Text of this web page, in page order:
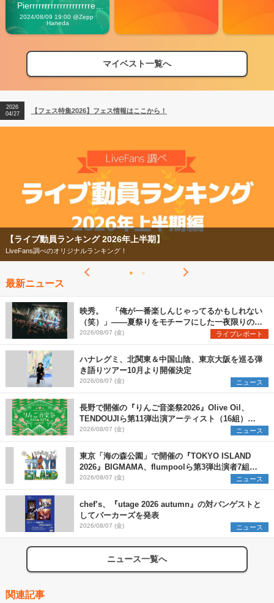
Pierrrrrrrrrrrrrrrrrrrre
Vibes
2024/08/09 19:00 @Zepp
Haneda
マイベスト一覧へ
【フェス特集2026】フェス情報はここから！
【ライブ動員ランキング】2026年上半期編発表！
2026
04/27
【フェス特集2026】フェス情報はここから！
2026
ンキング 2026年上半期】
ジナルランキング！
最新ニュース
映秀。 「俺が一番楽しんじゃってるかもしれない
（笑）」――夏祭りをモチーフにした一夜限りのス
ペシャルライブ『色祭』レポート
2026/08/07 (金) ライブレポート
ハナレグミ、北関東＆中国山陰、東京大阪を巡る弾
き語りツアー10月より開催決定
2026/08/07 (金) ニュース
長野で開催の『りんご音楽祭2026』Olive Oil、
TENDOUJIら第11弾出演アーティスト（16組）を
発表
2026/08/07 (金) ニュース
東京「海の森公園」で開催の『TOKYO ISLAND
2026』BIGMAMA、flumpoolら第3弾出演者7組を
発表 ワークショップ・アート出展者を募集
2026/08/07 (金) ニュース
chef’s、『utage 2026 autumn』の対バンゲストと
してパーカーズを発表
2026/08/07 (金) ニュース
ニュース一覧へ
関連記事